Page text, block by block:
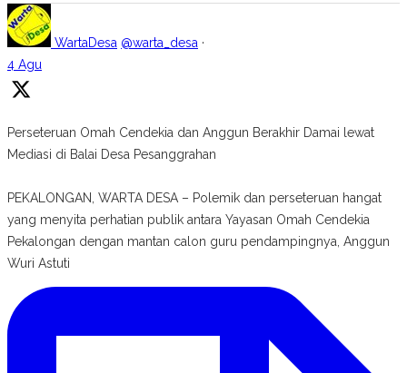
WartaDesa @warta_desa ·
4 Agu
Perseteruan Omah Cendekia dan Anggun Berakhir Damai lewat
Mediasi di Balai Desa Pesanggrahan
PEKALONGAN, WARTA DESA – Polemik dan perseteruan hangat
yang menyita perhatian publik antara Yayasan Omah Cendekia
Pekalongan dengan mantan calon guru pendampingnya, Anggun
Wuri Astuti